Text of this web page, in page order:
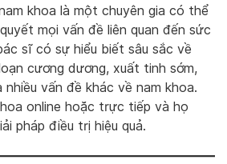
khoa là một chuyên gia có thể
mọi vấn đề liên quan đến sức
sĩ có sự hiểu biết sâu sắc về
cương dương, xuất tinh sớm,
nhiều vấn đề khác về nam khoa.
online hoặc trực tiếp và họ
pháp điều trị hiệu quả.